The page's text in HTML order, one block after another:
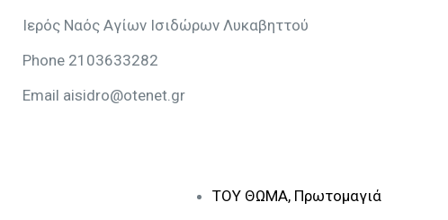
Ιερός Ναός Αγίων Ισιδώρων Λυκαβηττού
Phone 2103633282
Email aisidro@otenet.gr
ΤΟΥ ΘΩΜΑ, Πρωτομαγιά